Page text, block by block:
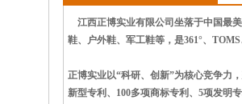
江西正博实业有限公司坐落于中国最
鞋、户外鞋、军工鞋等，是361°、
正博实业以“科研、创新”为核心竞争力
新型专利、100多项商标专利、5项发明